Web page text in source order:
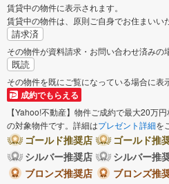
賃貸中の物件に表示されます。
賃貸中の物件は、原則ご自身でお住まいい
請求済
その物件が資料請求・お問い合わせ済みの
既読
その物件を既にご覧になっている場合に表
成約でもらえる
【Yahoo!不動産】物件ご成約で最大20万
の対象物件です。詳細はプレゼント詳細を
ゴールド推奨店
ゴールド推
シルバー推奨店
シルバー推
ブロンズ推奨店
ブロンズ推